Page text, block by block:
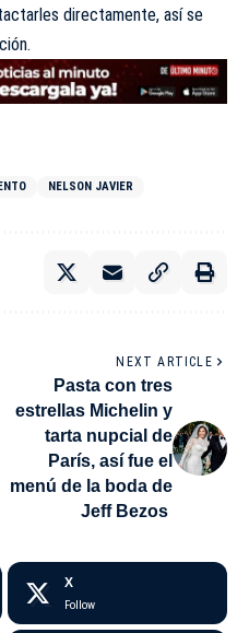
directamente, así se
NELSON JAVIER
NEXT ARTICLE
Pasta con tres
estrellas Michelin y
tarta nupcial de
París, así fue el
menú de la boda de
Jeff Bezos
X
Follow